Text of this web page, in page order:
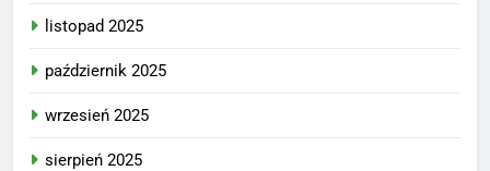
listopad 2025
październik 2025
wrzesień 2025
sierpień 2025